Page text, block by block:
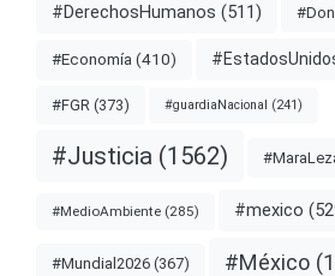
#DerechosHumanos (511)
#Economía (410)
#FGR (373) #guardiaNacional (241)
#Justicia (1562)
#MedioAmbiente (285) #mexico
#Mundial2026 (367) #México